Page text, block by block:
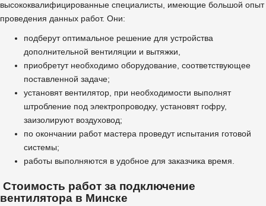
высококвалифицированные специалисты, имеющие большой опыт
проведения данных работ. Они:
подберут оптимальное решение для устройства
дополнительной вентиляции и вытяжки,
приобретут необходимо оборудование, соответствующее
поставленной задаче;
установят вентилятор, при необходимости выполнят
штробление под электропроводку, установят гофру,
заизолируют воздуховод;
по окончании работ мастера проведут испытания готовой
системы;
работы выполняются в удобное для заказчика время.
Стоимость работ за подключение
вентилятора в Минске